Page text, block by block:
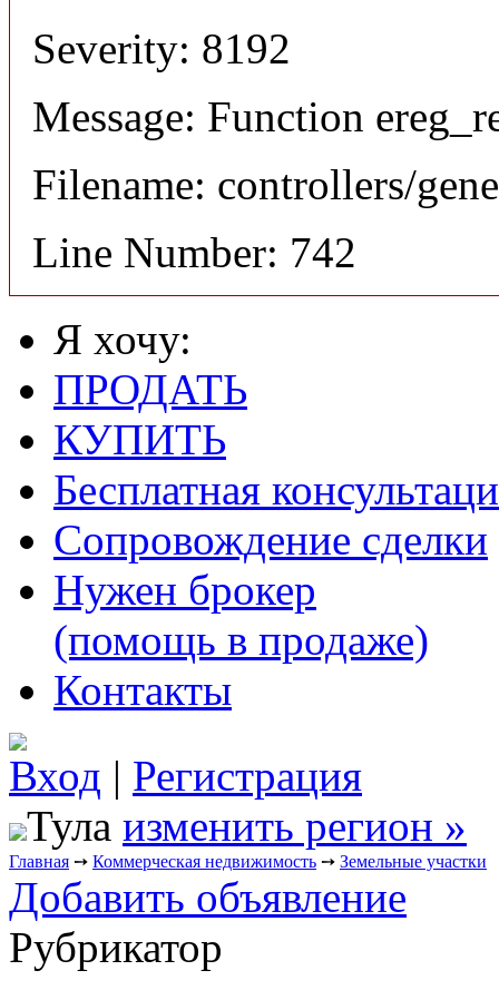
Severity: 8192
Message: Function
Filename: controllers/
Line Number: 742
Я хочу:
ПРОДАТЬ
КУПИТЬ
Бесплатная
Сопровождение сделки
Нужен брокер
(помощь в продаже)
Контакты
Вход | Регистрация
Тула изменить регион »
Главная ➙ Коммерческая недвижимость ➙ Земельные участки
Добавить объявление
Рубрикатор